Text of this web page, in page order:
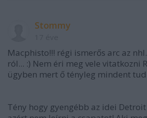
Stommy
Macphisto!!! régi ismerős arc az
ról... :) Nem éri meg vele vitatkozni
ügyben mert ő tényleg mindent tud
Tény hogy gyengébb az idei